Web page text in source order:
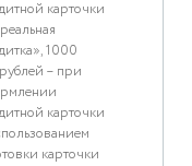
карточки
1000
– при
карточки
карточки